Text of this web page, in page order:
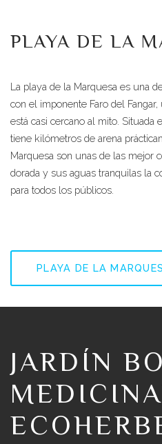
PLAYA DE LA
La playa de la Marquesa es una
con el imponente Faro del
está casi cercano al mito. Situada
tiene kilómetros de arena
Marquesa son unas de las mejor
dorada y sus aguas tranquilas la
para todos los públicos.
PLAYA DE LA
JARDÍN